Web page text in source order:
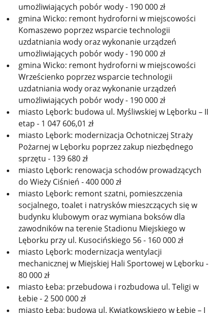
umożliwiających pobór wody - 190 000 zł
gmina Wicko: remont hydroforni w miejscowości
Komaszewo poprzez wsparcie technologii
uzdatniania wody oraz wykonanie urządzeń
umożliwiających pobór wody - 190 000 zł
gmina Wicko: remont hydroforni w miejscowości
Wrześcienko poprzez wsparcie technologii
uzdatniania wody oraz wykonanie urządzeń
umożliwiających pobór wody - 190 000 zł
miasto Lębork: budowa ul. Myśliwskiej w Lęborku – II
etap - 1 047 606,01 zł
miasto Lębork: modernizacja Ochotniczej Straży
Pożarnej w Lęborku poprzez zakup niezbędnego
sprzętu - 139 680 zł
miasto Lębork: renowacja schodów prowadzących
do Wieży Ciśnień - 400 000 zł
miasto Lębork: remont szatni, pomieszczenia
socjalnego, toalet i natrysków mieszczących się w
budynku klubowym oraz wymiana boksów dla
zawodników na terenie Stadionu Miejskiego w
Lęborku przy ul. Kusocińskiego 56 - 160 000 zł
miasto Lębork: modernizacja wentylacji
mechanicznej w Miejskiej Hali Sportowej w Lęborku -
80 000 zł
miasto Łeba: przebudowa i rozbudowa ul. Teligi w
Łebie - 2 500 000 zł
miasto Łeba: budowa ul. Kwiatkowskiego w Łebie – I